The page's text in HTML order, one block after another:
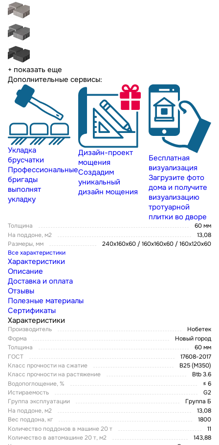
+ показать еще
Дополнительные сервисы:
Укладка
брусчатки
Профессиональные
бригады
выполнят
укладку
Дизайн-проект
мощения
Создадим
уникальный
дизайн мощения
Бесплатная
визуализация
Загрузите фото
дома и получите
визуализацию
тротуарной
плитки во дворе
Толщина
60 мм
На поддоне, м2
13,08
Размеры, мм
240х160х60 / 160х160х60 / 160х120х60
Все характеристики
Характеристики
Описание
Доставка и оплата
Отзывы
Полезные материалы
Сертификаты
Характеристики
Производитель
Нобетек
Форма
Новый город
Толщина
60 мм
ГОСТ
17608-2017
Класс прочности на сжатие
В25 (М350)
Класс прочности на растяжение
Btb 3.6
Водопоглощение, %
≤ 6
Истираемость
G2
Группа эксплуатации
Группа Б
На поддоне, м2
13,08
Вес поддона, кг
1800
Количество поддонов в машине 20 т
11
Количество в автомашине 20 т, м2
143,88